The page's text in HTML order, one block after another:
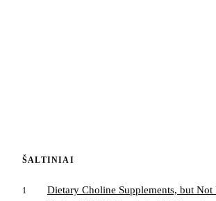
ŠALTINIAI
1
Dietary Choline Supplements, but Not